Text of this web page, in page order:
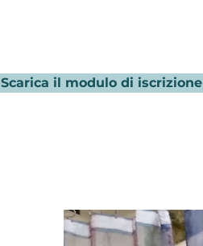
Scarica il modulo di iscrizione